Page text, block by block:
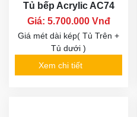
Tủ bếp Acrylic AC74
Giá: 5.700.000 Vnđ
Giá mét dài kép( Tủ Trên +
Tủ dưới )
Xem chi tiết